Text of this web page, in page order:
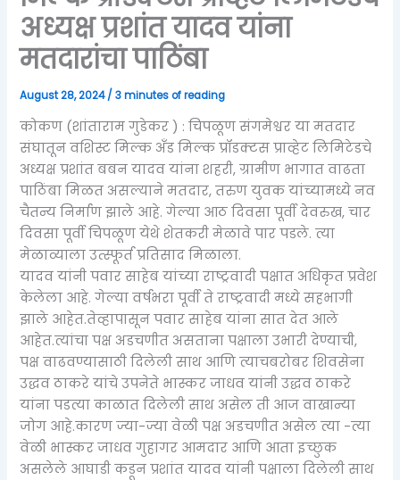
अध्यक्ष प्रशांत यादव यांना
मतदारांचा पाठिंबा
August 28, 2024/3 minutes of reading
कोकण (शांताराम गुडेकर ) : चिपळूण संगमेश्वर या मतदार
संघातून वशिस्ट मिल्क अँड मिल्क प्रॉडक्टस प्राव्हेट लिमिटेडचे
अध्यक्ष प्रशांत बबन यादव यांना शहरी, ग्रामीण भागात वाढता
पाठिंबा मिळत असल्याने मतदार, तरुण युवक यांच्यामध्ये नव
चैतन्य निर्माण झाले आहे. गेल्या आठ दिवसा पूर्वी देवरुख, चार
दिवसा पूर्वी चिपळूण येथे शेतकरी मेळावे पार पडले. त्या
मेळाव्याला उत्स्फूर्त प्रतिसाद मिळाला.
यादव यांनी पवार साहेब यांच्या राष्ट्रवादी पक्षात अधिकृत प्रवेश
केलेला आहे. गेल्या वर्षभरा पूर्वी ते राष्ट्रवादी मध्ये सहभागी
झाले आहेत.तेव्हापासून पवार साहेब यांना सात देत आले
आहेत.त्यांचा पक्ष अडचणीत असताना पक्षाला उभारी देण्याची,
पक्ष वाढवण्यासाठी दिलेली साथ आणि त्याचबरोबर शिवसेना
उद्धव ठाकरे यांचे उपनेते भास्कर जाधव यांनी उद्धव ठाकरे
यांना पडत्या काळात दिलेली साथ असेल ती आज वाखान्या
जोग आहे.कारण ज्या-ज्या वेळी पक्ष अडचणीत असेल त्या -त्या
वेळी भास्कर जाधव गुहागर आमदार आणि आता इच्छुक
असलेले आघाडी कडून प्रशांत यादव यांनी पक्षाला दिलेली साथ